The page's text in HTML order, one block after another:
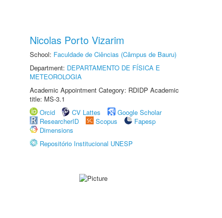
Nicolas Porto Vizarim
School: Faculdade de Ciências (Câmpus de Bauru)
Department: DEPARTAMENTO DE FÍSICA E
METEOROLOGIA
Academic Appointment Category: RDIDP Academic
title: MS-3.1
Orcid
CV Lattes
Google Scholar
ResearcherID
Scopus
Fapesp
Dimensions
Repositório Institucional UNESP